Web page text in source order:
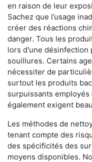
en raison de leur
Sachez que l’usage
créer des réactions
danger. Tous les
lors d'une désinfection
souillures. Certains
nécessiter de
surtout les produits
surpuissants
également exigent
Les méthodes de
tenant compte des
des spécificités des
moyens disponibles.